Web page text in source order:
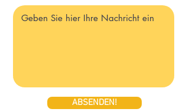
ABSENDEN!